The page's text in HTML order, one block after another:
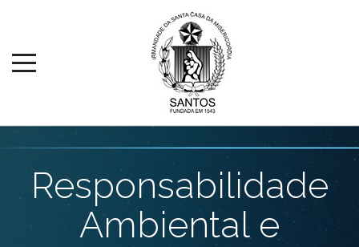
Responsabilidade
Ambiental e